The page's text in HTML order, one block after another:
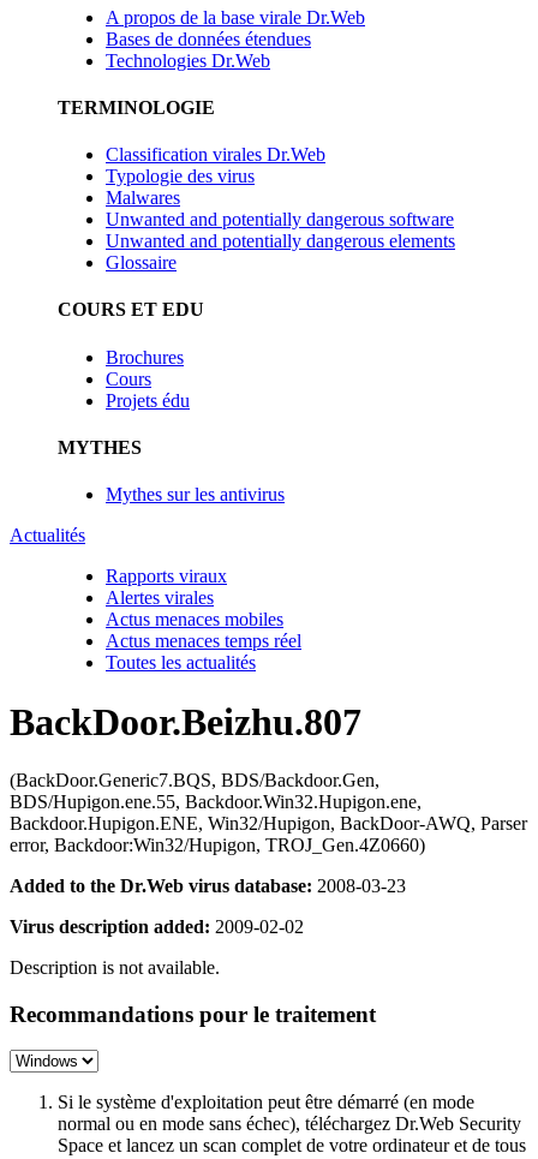
A propos de la base virale Dr.Web
Bases de données étendues
Technologies Dr.Web
TERMINOLOGIE
Classification virales Dr.Web
Typologie des virus
Malwares
Unwanted and potentially dangerous software
Unwanted and potentially dangerous elements
Glossaire
COURS ET EDU
Brochures
Cours
Projets édu
MYTHES
Mythes sur les antivirus
Actualités
Rapports viraux
Alertes virales
Actus menaces mobiles
Actus menaces temps réel
Toutes les actualités
BackDoor.Beizhu.807
(BackDoor.Generic7.BQS, BDS/Backdoor.Gen,
BDS/Hupigon.ene.55, Backdoor.Win32.Hupigon.ene,
Backdoor.Hupigon.ENE, Win32/Hupigon, BackDoor-AWQ, Parser
error, Backdoor:Win32/Hupigon, TROJ_Gen.4Z0660)
Added to the Dr.Web virus database: 2008-03-23
Virus description added: 2009-02-02
Description is not available.
Recommandations pour le traitement
Si le système d'exploitation peut être démarré (en mode
normal ou en mode sans échec), téléchargez Dr.Web Security
Space et lancez un scan complet de votre ordinateur et de tous